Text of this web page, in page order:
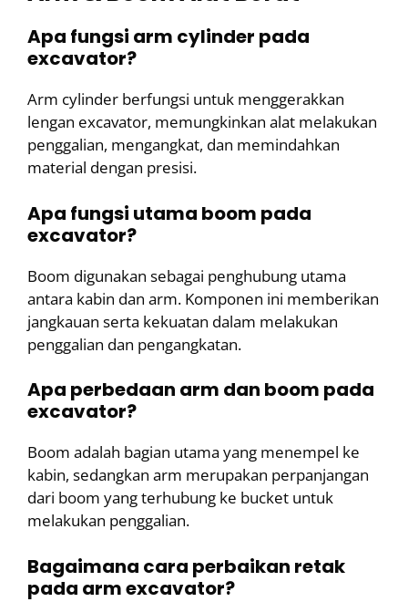
Apa fungsi arm cylinder pada
excavator?
Arm cylinder berfungsi untuk menggerakkan
lengan excavator, memungkinkan alat melakukan
penggalian, mengangkat, dan memindahkan
material dengan presisi.
Apa fungsi utama boom pada
excavator?
Boom digunakan sebagai penghubung utama
antara kabin dan arm. Komponen ini memberikan
jangkauan serta kekuatan dalam melakukan
penggalian dan pengangkatan.
Apa perbedaan arm dan boom pada
excavator?
Boom adalah bagian utama yang menempel ke
kabin, sedangkan arm merupakan perpanjangan
dari boom yang terhubung ke bucket untuk
melakukan penggalian.
Bagaimana cara perbaikan retak
pada arm excavator?